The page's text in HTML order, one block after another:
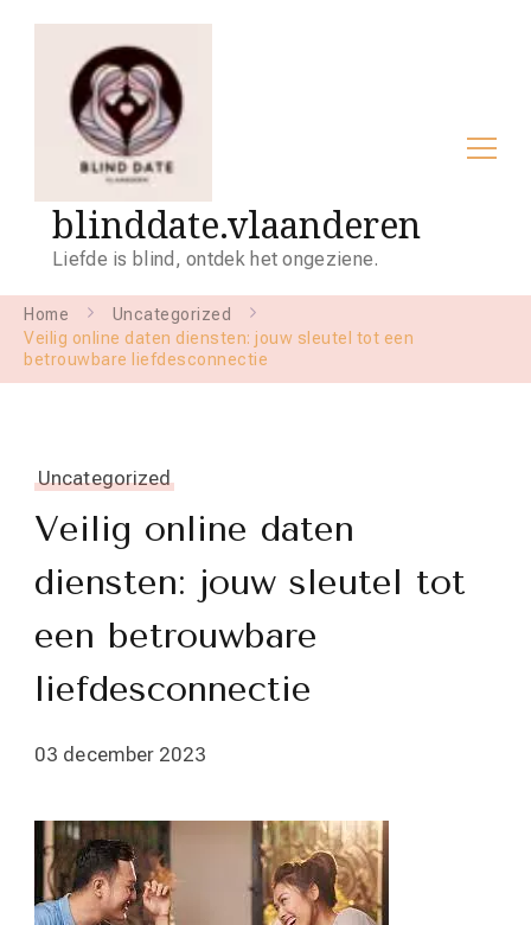
blinddate.vlaanderen
Liefde is blind, ontdek het ongeziene.
Home
Uncategorized
Veilig online daten diensten: jouw sleutel tot een
betrouwbare liefdesconnectie
Uncategorized
Veilig online daten
diensten: jouw sleutel tot
een betrouwbare
liefdesconnectie
03 december 2023